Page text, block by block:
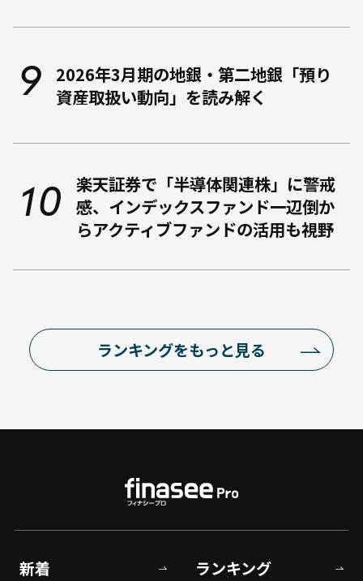
2026年3月期の地銀・第二地銀「預り
資産取扱い動向」を読み解く
楽天証券で「半導体関連株」に警戒
感、インデックスファンド一辺倒か
らアクティブファンドの活用も視野
ランキングをもっと見る
新着 ランキング